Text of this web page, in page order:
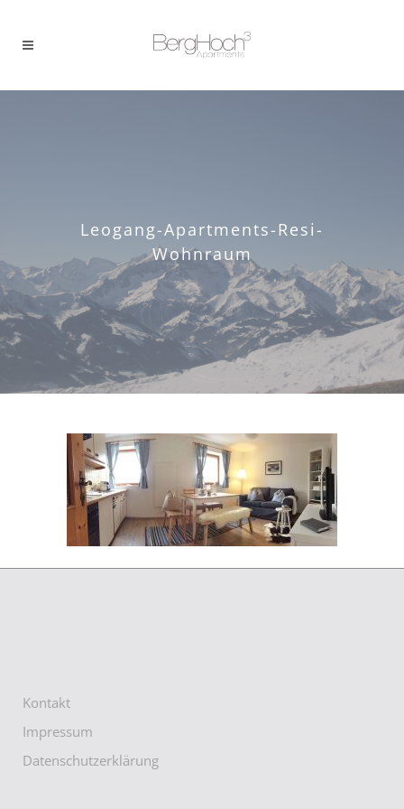
Leogang-Apartments-Resi-
Wohnraum
Kontakt
Impressum
Datenschutzerklärung